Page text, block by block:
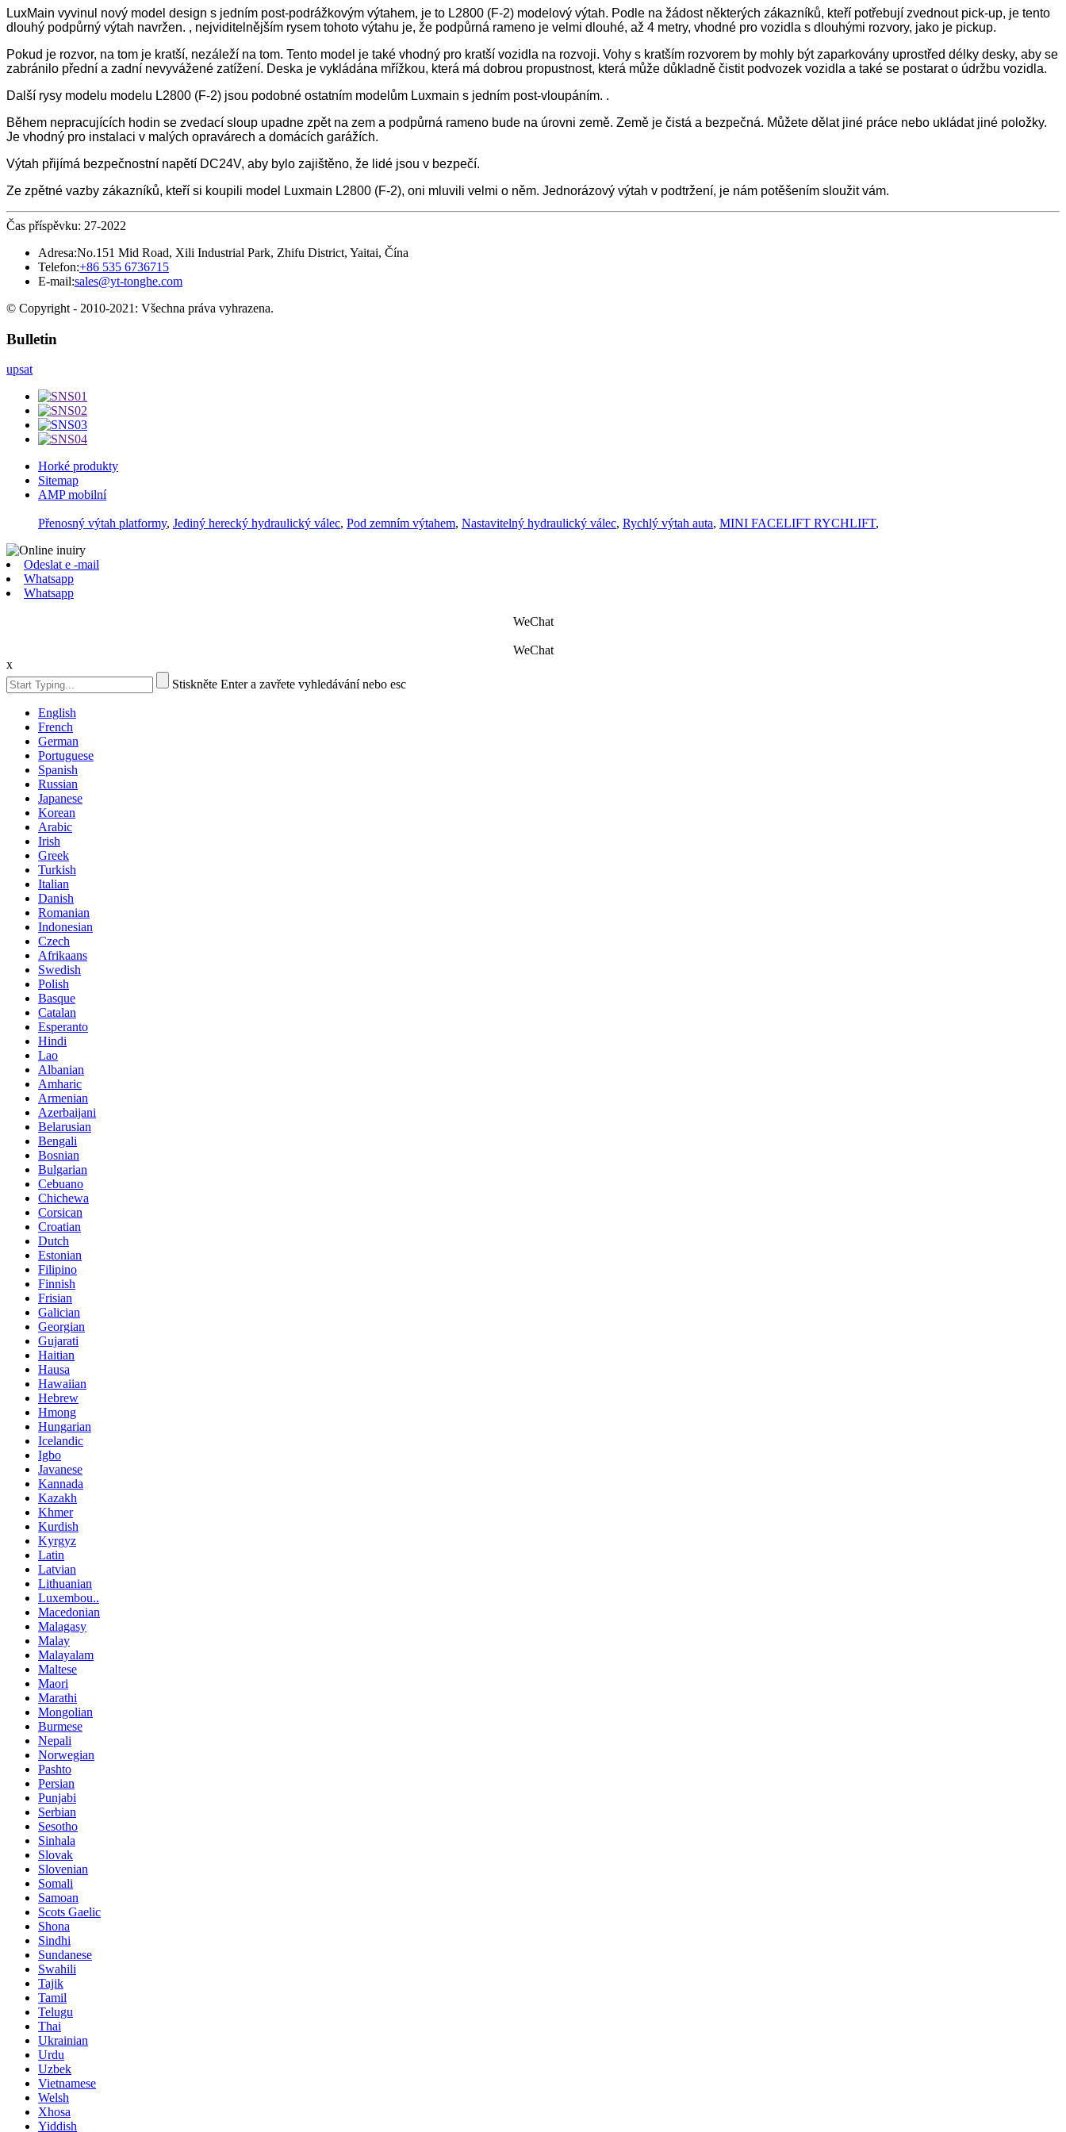
LuxMain vyvinul nový model design s jedním post-podrážkovým výtahem, je to L2800 (F-2) modelový výtah. Podle na žádost některých zákazníků, kteří potřebují zvednout pick-up, je tento
dlouhý podpůrný výtah navržen. , nejviditelnějším rysem tohoto výtahu je, že podpůrná rameno je velmi dlouhé, až 4 metry, vhodné pro vozidla s dlouhými rozvory, jako je pickup.
Pokud je rozvor, na tom je kratší, nezáleží na tom. Tento model je také vhodný pro kratší vozidla na rozvoji. Vohy s kratším rozvorem by mohly být zaparkovány uprostřed délky desky, aby se
zabránilo přední a zadní nevyvážené zatížení. Deska je vykládána mřížkou, která má dobrou propustnost, která může důkladně čistit podvozek vozidla a také se postarat o údržbu vozidla.
Další rysy modelu modelu L2800 (F-2) jsou podobné ostatním modelům Luxmain s jedním post-vloupáním. .
Během nepracujících hodin se zvedací sloup upadne zpět na zem a podpůrná rameno bude na úrovni země. Země je čistá a bezpečná. Můžete dělat jiné práce nebo ukládat jiné položky.
Je vhodný pro instalaci v malých opravárech a domácích garážích.
Výtah přijímá bezpečnostní napětí DC24V, aby bylo zajištěno, že lidé jsou v bezpečí.
Ze zpětné vazby zákazníků, kteří si koupili model Luxmain L2800 (F-2), oni mluvili velmi o něm. Jednorázový výtah v podtržení, je nám potěšením sloužit vám.
Čas příspěvku: 27-2022
Adresa:No.151 Mid Road, Xili Industrial Park, Zhifu District, Yaitai, Čína
Telefon:+86 535 6736715
E-mail:sales@yt-tonghe.com
© Copyright - 2010-2021: Všechna práva vyhrazena.
Bulletin
upsat
Horké produkty
Sitemap
AMP mobilní
Přenosný výtah platformy, Jediný herecký hydraulický válec, Pod zemním výtahem, Nastavitelný hydraulický válec, Rychlý výtah auta, MINI FACELIFT RYCHLIFT,
Odeslat e -mail
Whatsapp
Whatsapp
WeChat
WeChat
x
Stiskněte Enter a zavřete vyhledávání nebo esc
English
French
German
Portuguese
Spanish
Russian
Japanese
Korean
Arabic
Irish
Greek
Turkish
Italian
Danish
Romanian
Indonesian
Czech
Afrikaans
Swedish
Polish
Basque
Catalan
Esperanto
Hindi
Lao
Albanian
Amharic
Armenian
Azerbaijani
Belarusian
Bengali
Bosnian
Bulgarian
Cebuano
Chichewa
Corsican
Croatian
Dutch
Estonian
Filipino
Finnish
Frisian
Galician
Georgian
Gujarati
Haitian
Hausa
Hawaiian
Hebrew
Hmong
Hungarian
Icelandic
Igbo
Javanese
Kannada
Kazakh
Khmer
Kurdish
Kyrgyz
Latin
Latvian
Lithuanian
Luxembou..
Macedonian
Malagasy
Malay
Malayalam
Maltese
Maori
Marathi
Mongolian
Burmese
Nepali
Norwegian
Pashto
Persian
Punjabi
Serbian
Sesotho
Sinhala
Slovak
Slovenian
Somali
Samoan
Scots Gaelic
Shona
Sindhi
Sundanese
Swahili
Tajik
Tamil
Telugu
Thai
Ukrainian
Urdu
Uzbek
Vietnamese
Welsh
Xhosa
Yiddish